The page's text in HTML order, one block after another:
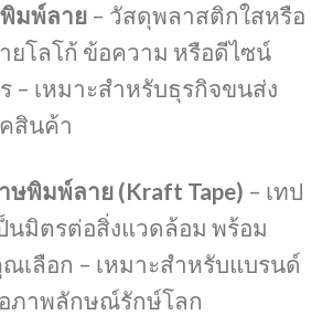
พิมพ์ลาย – วัสดุพลาสติกใสหรือ
ยโลโก้ ข้อความ หรือดีไซน์
– เหมาะสำหรับธุรกิจขนส่ง
สินค้า
ษพิมพ์ลาย (Kraft Tape) – เทป
นมิตรต่อสิ่งแวดล้อม พร้อม
เลือก – เหมาะสำหรับแบรนด์
ภาพลักษณ์รักษ์โลก